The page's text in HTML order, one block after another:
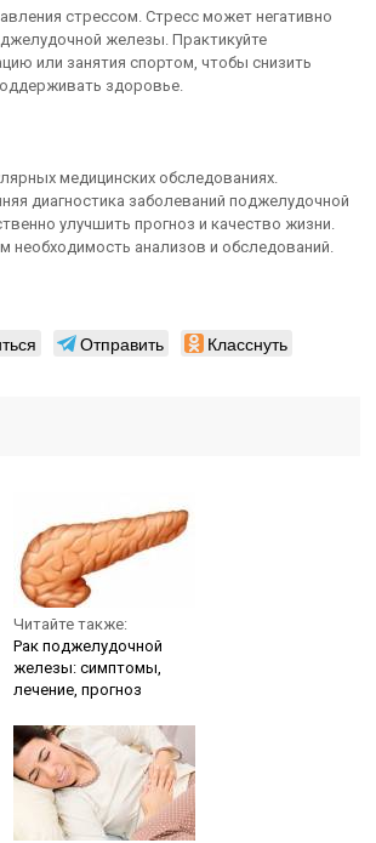
стрессом. Стресс может негативно
железы. Практикуйте
или занятия спортом, чтобы снизить
здоровье.
медицинских обследованиях.
диагностика заболеваний поджелудочной
улучшить прогноз и качество жизни.
необходимость анализов и обследований.
Отправить Класснуть
Читайте также:
Рак поджелудочной
железы: симптомы,
лечение, прогноз